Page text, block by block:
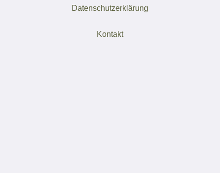
Datenschutzerklärung
Kontakt